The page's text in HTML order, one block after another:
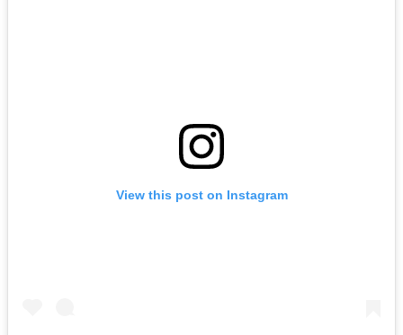
View this post on Instagram